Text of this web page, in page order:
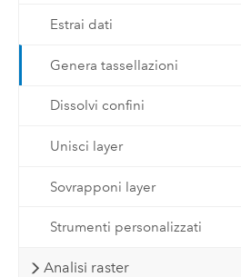
Estrai dati
Genera tassellazioni
Dissolvi confini
Unisci layer
Sovrapponi layer
Strumenti personalizzati
Analisi raster